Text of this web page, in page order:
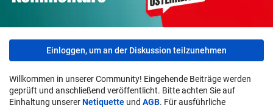
Einloggen, um an der Diskussion teilzunehmen
Willkommen in unserer Community! Eingehende Beiträge werden
geprüft und anschließend veröffentlicht. Bitte achten Sie auf
Einhaltung unsererNetiquette und AGB. Für ausführliche